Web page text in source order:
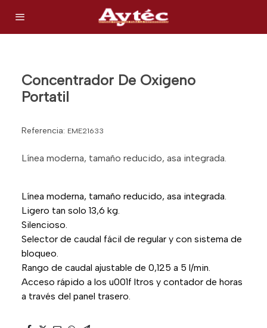
Concentrador De Oxigeno
Portatil
Referencia: EME21633
Línea moderna, tamaño reducido, asa integrada.
Línea moderna, tamaño reducido, asa integrada.
Ligero tan solo 13,6 kg.
Silencioso.
Selector de caudal fácil de regular y con sistema de
bloqueo.
Rango de caudal ajustable de 0,125 a 5 l/min.
Acceso rápido a los u001f ltros y contador de horas
a través del panel trasero.